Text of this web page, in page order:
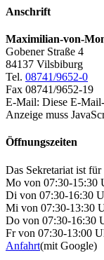
Anschrift
Maximilian-von-
Gobener Straße 4
84137 Vilsbiburg
Tel. 08741/9652-0
Fax 08741/9652-19
E-Mail: Diese E-
Anzeige muss
Öffnungszeiten
Das Sekretariat ist für
Mo von 07:30-15:30
Di von 07:30-16:30
Mi von 07:30-13:30
Do von 07:30-16:30
Fr von 07:30-13:00
Anfahrt(mit Google)